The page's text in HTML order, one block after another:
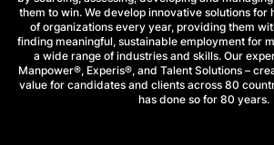
them to win. We develop innovative solutions for
of organizations every year, providing them
finding meaningful, sustainable employment for
a wide range of industries and skills. Our
Manpower®, Experis®, and Talent Solutions –
value for candidates and clients across 80
has done so for 80 years.